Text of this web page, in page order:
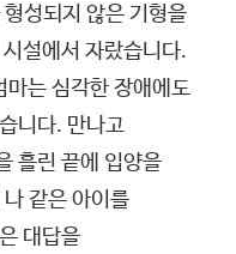
기쁨 하고 안타까운 슬픔
는 가슴이 막 저리다고
요.
하자
성되지 않은 기형을
설에서 자랐습니다.
마는 심각한 장애에도
니다. 만나고
흘린 끝에 입양을
같은 아이를
대답을